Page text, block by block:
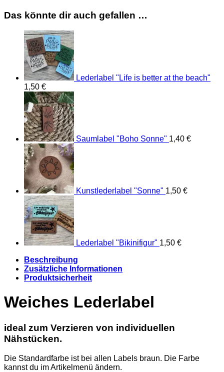
Das könnte dir auch gefallen …
Lederlabel "Life is better at the beach"
1,50 €
Saumlabel "Boho Sonne" 1,40 €
Kunstlederlabel "Sonne" 1,50 €
Lederlabel "Bikinifigur" 1,50 €
Beschreibung
Zusätzliche Informationen
Produktsicherheit
Weiches Lederlabel
ideal zum Verzieren von individuellen
Nähstücken.
Die Standardfarbe ist bei allen Labels braun. Die Farbe
kannst du im Artikelmenü ändern.